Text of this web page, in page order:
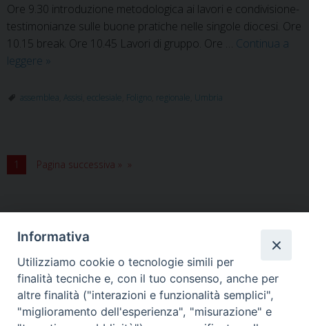
Ore 9.30 introduzione metodologica ai lavori e condivisione-
testimonianze sulle buone pratiche nelle singole diocesi. Ore
10.15 break. Ore 10.45 Lavori di gruppo. Ore … Continua a
leggere Assemblea
regionale
ad
»
assemblea Assisi ecclesiale Foligno regionale Umbria
1 Pagina successiva »
HOME VESCOVO ORARI MESSE
CURIA VESCOVILE
TUTELA MINORI
UFFICI PASTORALI PERSONE
VITA CONSACRATA
DOCUMENTI
CONTATTI
Informativa
Utilizziamo cookie o tecnologie simili per
finalità tecniche e, con il tuo consenso, anche per
altre finalità ("interazioni e funzionalità semplici",
"miglioramento dell'esperienza", "misurazione" e